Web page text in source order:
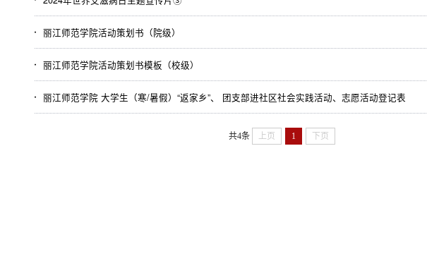
丽江师范学院活动策划书（院级）
丽江师范学院活动策划书模板（校级）
丽江师范学院 大学生（寒/暑假）“返家乡”、 团支部进社区社会实践活动、志愿活动登记表
共4条 上页 1 下页